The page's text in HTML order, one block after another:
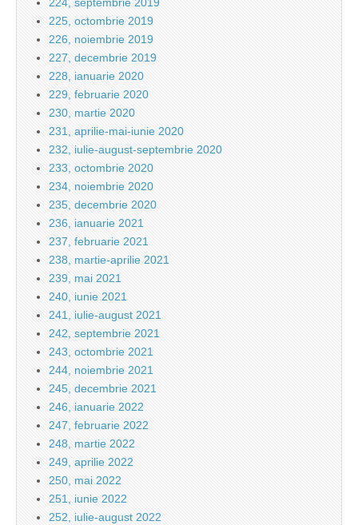
224, septembrie 2019
225, octombrie 2019
226, noiembrie 2019
227, decembrie 2019
228, ianuarie 2020
229, februarie 2020
230, martie 2020
231, aprilie-mai-iunie 2020
232, iulie-august-septembrie 2020
233, octombrie 2020
234, noiembrie 2020
235, decembrie 2020
236, ianuarie 2021
237, februarie 2021
238, martie-aprilie 2021
239, mai 2021
240, iunie 2021
241, iulie-august 2021
242, septembrie 2021
243, octombrie 2021
244, noiembrie 2021
245, decembrie 2021
246, ianuarie 2022
247, februarie 2022
248, martie 2022
249, aprilie 2022
250, mai 2022
251, iunie 2022
252, iulie-august 2022